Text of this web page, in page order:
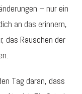
– nur ein
an das erinnern,
das Rauschen der
Tag daran, dass